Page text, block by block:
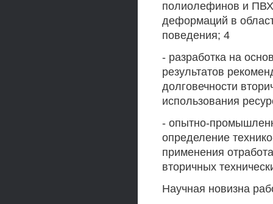
полиолефинов и
деформаций в
поведения; 4
- разработка на
результатов
долговечности
использования
- опытно-
определение
применения
вторичных
Научная новизна